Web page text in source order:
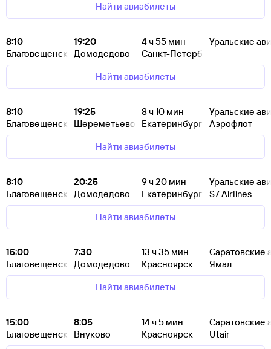
Найти авиабилеты
8:10
Благовещенск
19:20
Домодедово
4ч 55 мин
Санкт-Петербург
Уральские
Найти авиабилеты
8:10
Благовещенск
19:25
Шереметьево
8ч 10 мин
Екатеринбург
Уральские
Аэрофлот
Найти авиабилеты
8:10
Благовещенск
20:25
Домодедово
9ч 20 мин
Екатеринбург
Уральские
S7 Airlines
Найти авиабилеты
15:00
Благовещенск
7:30
Домодедово
13 ч 35 мин
Красноярск
Саратовские
Ямал
Найти авиабилеты
15:00
Благовещенск
8:05
Внуково
14ч 5 мин
Красноярск
Саратовские
Utair